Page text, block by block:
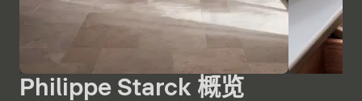
Philippe Starck 概览